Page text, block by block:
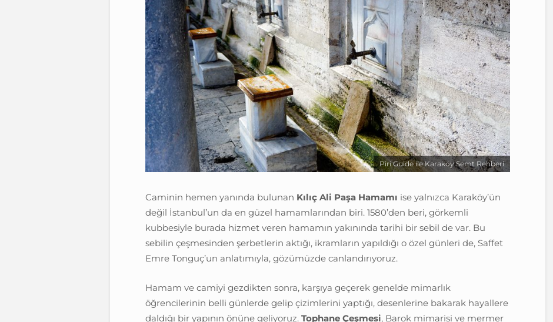
Piri Guide ile Karaköy Semt Rehberi
Caminin hemen yanında bulunan Kılıç Ali Paşa Hamamı ise yalnızca Karaköy’ün
değil İstanbul’un da en güzel hamamlarından biri. 1580’den beri, görkemli
kubbesiyle burada hizmet veren hamamın yakınında tarihi bir sebil de var. Bu
sebilin çeşmesinden şerbetlerin aktığı, ikramların yapıldığı o özel günleri de, Saffet
Emre Tonguç’un anlatımıyla, gözümüzde canlandırıyoruz.
Hamam ve camiyi gezdikten sonra, karşıya geçerek genelde mimarlık
öğrencilerinin belli günlerde gelip çizimlerini yaptığı, desenlerine bakarak hayallere
daldığı bir yapının önüne geliyoruz. Tophane Çeşmesi, Barok mimarisi ve mermer